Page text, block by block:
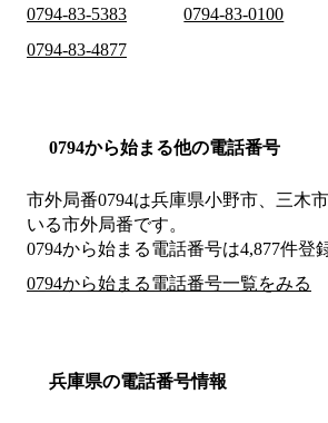
0794-83-5383
0794-83-0100
0794-83-4877
0794から始まる他の電話番号
市外局番0794は兵庫県小野市、三木市
いる市外局番です。
0794から始まる電話番号は4,877件登
0794から始まる電話番号一覧をみる
兵庫県の電話番号情報